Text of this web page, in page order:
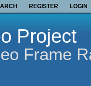
REGISTER LOGIN
Project
Frame